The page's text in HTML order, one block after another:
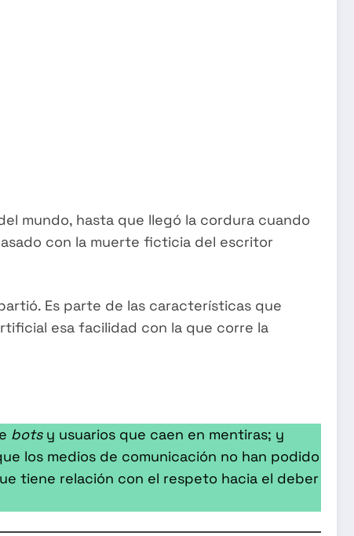
mundo, hasta que llegó la cordura cuando
con la muerte ficticia del escritor
Es parte de las características que
esa facilidad con la que corre la
botsy usuarios que caen en mentiras; y
los medios de comunicación no han podido
tiene relación con el respeto hacia el deber